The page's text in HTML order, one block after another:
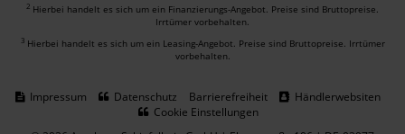
2 Hierbei handelt es sich um ein Finanzierungs-Angebot. Preise sind Bruttopreise.
Irrtümer vorbehalten.
3 Hierbei handelt es sich um ein Leasing-Angebot. Preise sind Bruttopreise. Irrtümer
vorbehalten.
Impressum Datenschutz Barrierefreiheit
Händlerwebsiten
Cookie Einstellungen